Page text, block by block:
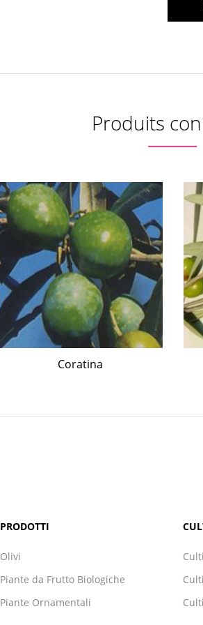
Produits
Coratina
PRODOTTI
Olivi
Piante da Frutto Biologiche
Piante Ornamentali